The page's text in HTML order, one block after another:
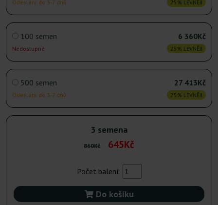
Odeslání do 3-7 dnů 25% LEVNĚJI
100 semen
Nedostupné
6 360Kč
25% LEVNĚJI
500 semen
Odeslání do 3-7 dnů
27 413Kč
25% LEVNĚJI
3 semena
860Kč 645Kč
Počet balení:
Do košíku